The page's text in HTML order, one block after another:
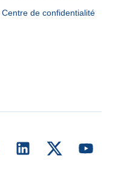
Centre de confidentialité